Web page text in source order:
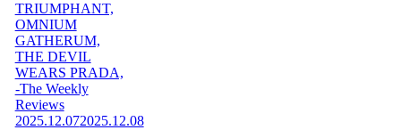
TRIUMPHANT,
OMNIUM
GATHERUM,
THE DEVIL
WEARS PRADA,
-The Weekly
Reviews
2025.12.072025.12.08